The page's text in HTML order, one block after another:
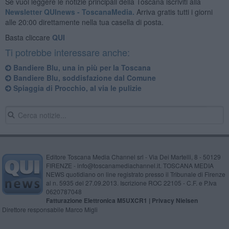
Newsletter QUInews - ToscanaMedia. Arriva gratis tutti i giorni
alle 20:00 direttamente nella tua casella di posta.
Basta cliccare QUI
Ti potrebbe interessare anche:
Bandiere Blu, una in più per la Toscana
Bandiere Blu, soddisfazione dal Comune
Spiaggia di Procchio, al via le pulizie
Editore Toscana Media Channel srl - Via Dei Martelli, 8 - 50129
FIRENZE - info@toscanamediachannel.it. TOSCANA MEDIA
NEWS quotidiano on line registrato presso il Tribunale di Firenze
al n. 5935 del 27.09.2013. Iscrizione ROC 22105 - C.F. e P.Iva
0620787048
Fatturazione Elettronica M5UXCR1 | Privacy Nielsen
Direttore responsabile Marco Migli